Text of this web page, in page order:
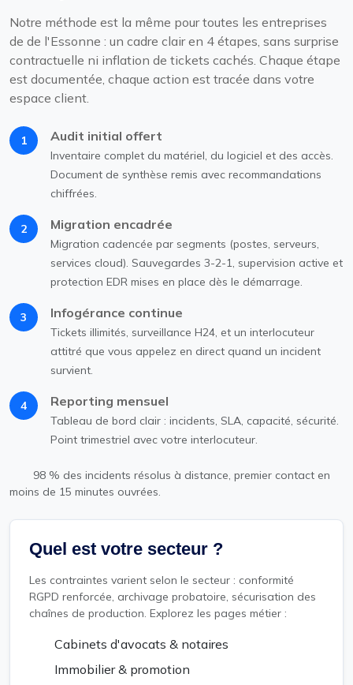
Notre méthode est la même pour toutes les entreprises
de de l'Essonne : un cadre clair en 4 étapes, sans surprise
contractuelle ni inflation de tickets cachés. Chaque étape
est documentée, chaque action est tracée dans votre
espace client.
1 Audit initial offert
Inventaire complet du matériel, du logiciel et des accès.
Document de synthèse remis avec recommandations
chiffrées.
2 Migration encadrée
Migration cadencée par segments (postes, serveurs,
services cloud). Sauvegardes 3-2-1, supervision active et
protection EDR mises en place dès le démarrage.
3 Infogérance continue
Tickets illimités, surveillance H24, et un interlocuteur
attitré que vous appelez en direct quand un incident
survient.
4 Reporting mensuel
Tableau de bord clair : incidents, SLA, capacité, sécurité.
Point trimestriel avec votre interlocuteur.
98 % des incidents résolus à distance, premier contact en
moins de 15 minutes ouvrées.
Quel est votre secteur ?
Les contraintes varient selon le secteur : conformité
RGPD renforcée, archivage probatoire, sécurisation des
chaînes de production. Explorez les pages métier :
Cabinets d'avocats & notaires
Immobilier & promotion